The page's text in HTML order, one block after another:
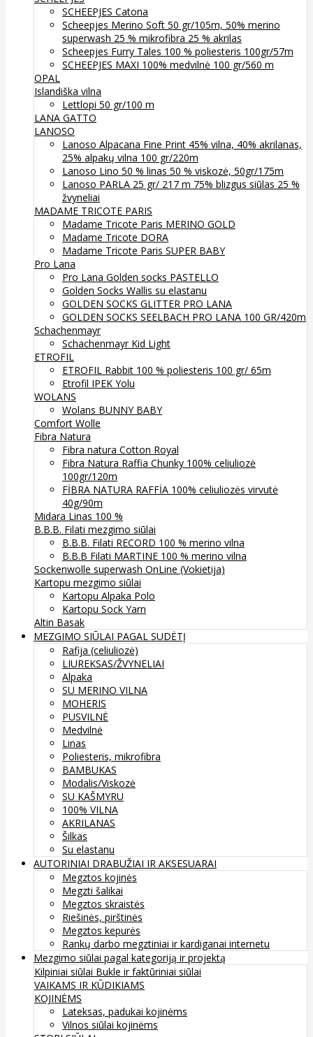
SCHEEPJES Catona
Scheepjes Merino Soft 50 gr/105m, 50% merino
superwash 25 % mikrofibra 25 % akrilas
Scheepjes Furry Tales 100 % poliesteris 100gr/57m
SCHEEPJES MAXI 100% medvilnė 100 gr/560 m
OPAL
Islandiška vilna
Lettlopi 50 gr/100 m
LANA GATTO
LANOSO
Lanoso Alpacana Fine Print 45% vilna, 40% akrilanas,
25% alpakų vilna 100 gr/220m
Lanoso Lino 50 % linas 50 % viskozė, 50gr/175m
Lanoso PARLA 25 gr/ 217 m 75% blizgus siūlas 25 %
žvyneliai
MADAME TRICOTE PARIS
Madame Tricote Paris MERINO GOLD
Madame Tricote DORA
Madame Tricote Paris SUPER BABY
Pro Lana
Pro Lana Golden socks PASTELLO
Golden Socks Wallis su elastanu
GOLDEN SOCKS GLITTER PRO LANA
GOLDEN SOCKS SEELBACH PRO LANA 100 GR/420m
Schachenmayr
Schachenmayr Kid Light
ETROFIL
ETROFIL Rabbit 100 % poliesteris 100 gr/ 65m
Etrofil IPEK Yolu
WOLANS
Wolans BUNNY BABY
Comfort Wolle
Fibra Natura
Fibra natura Cotton Royal
Fibra Natura Raffia Chunky 100% celiuliozė
100gr/120m
FİBRA NATURA RAFFİA 100% celiuliozės virvutė
40g/90m
Midara Linas 100 %
B.B.B. Filati mezgimo siūlai
B.B.B. Filati RECORD 100 % merino vilna
B.B.B Filati MARTINE 100 % merino vilna
Sockenwolle superwash OnLine (Vokietija)
Kartopu mezgimo siūlai
Kartopu Alpaka Polo
Kartopu Sock Yarn
Altin Basak
MEZGIMO SIŪLAI PAGAL SUDĖTĮ
Rafija (celiuliozė)
LIUREKSAS/ŽVYNELIAI
Alpaka
SU MERINO VILNA
MOHERIS
PUSVILNĖ
Medvilnė
Linas
Poliesteris, mikrofibra
BAMBUKAS
Modalis/Viskozė
SU KAŠMYRU
100% VILNA
AKRILANAS
Šilkas
Su elastanu
AUTORINIAI DRABUŽIAI IR AKSESUARAI
Megztos kojinės
Megzti šalikai
Megztos skraistės
Riešinės, pirštinės
Megztos kepurės
Rankų darbo megztiniai ir kardiganai internetu
Mezgimo siūlai pagal kategoriją ir projektą
Kilpiniai siūlai Bukle ir faktūriniai siūlai
VAIKAMS IR KŪDIKIAMS
KOJINĖMS
Lateksas, padukai kojinėms
Vilnos siūlai kojinėms